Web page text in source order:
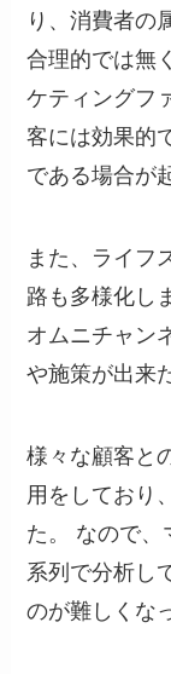
り、消費者の
合理的では無
ケティングフ
客には効果的
である場合が
また、ライフ
路も多様化し
オムニチャン
や施策が出来
様々な顧客と
用をしており
た。 なので、
系列で分析し
のが難しくな